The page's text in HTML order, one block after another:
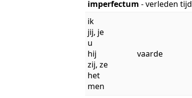
imperfectum - verleden tijd
ik
jij, je
u
hij
zij, ze
het
men
vaarde